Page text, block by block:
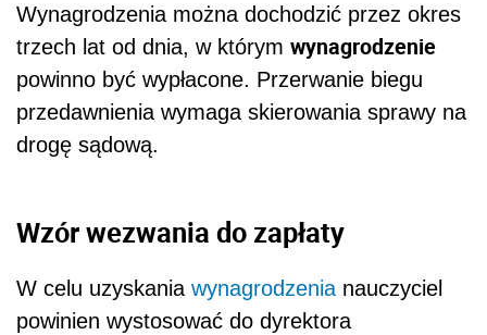
Wynagrodzenia można dochodzić przez okres
trzech lat od dnia, w którym wynagrodzenie
powinno być wypłacone. Przerwanie biegu
przedawnienia wymaga skierowania sprawy na
drogę sądową.
Wzór wezwania do zapłaty
W celu uzyskania wynagrodzenia nauczyciel
powinien wystosować do dyrektora